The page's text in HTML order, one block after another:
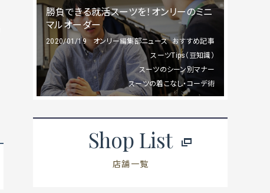
勝負できる就活スーツを！オンリーのミニ
マルオーダー
2020/01/19 おすすめ記事
オンリー編集部ニュース
スーツTips（豆知識）
スーツのシーン別マナー
スーツの着こなし・コーデ術
Shop List
店舗一覧